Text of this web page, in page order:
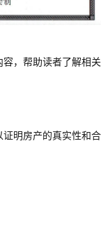
，帮助读者了解相
明房产的真实性和